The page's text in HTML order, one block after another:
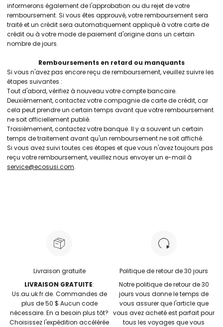
informerons également de l'approbation ou du rejet de votre
remboursement. Si vous êtes approuvé, votre remboursement sera
traité et un crédit sera automatiquement appliqué à votre carte de
crédit ou à votre mode de paiement d'origine dans un certain
nombre de jours.
Remboursements en retard ou manquants
Si vous n'avez pas encore reçu de remboursement, veuillez suivre les
étapes suivantes :
Tout d'abord, vérifiez à nouveau votre compte bancaire.
Deuxièmement, contactez votre compagnie de carte de crédit, car
cela peut prendre un certain temps avant que votre remboursement
ne soit officiellement publié.
Troisièmement, contactez votre banque. Il y a souvent un certain
temps de traitement avant qu'un remboursement ne soit affiché.
Si vous avez suivi toutes ces étapes et que vous n'avez toujours pas
reçu votre remboursement, veuillez nous envoyer un e-mail à
service@ecosusi.com.
Livraison gratuite
LIVRAISON GRATUITE:
Us.au.uk.fr.de. Commandes de
plus de 50 $ Aucun code
nécessaire. En a besoin plus tôt?
Choisissez l'expédition accélérée
Politique de retour de 30 jours
Notre politique de retour de 30
jours vous donne le temps de
vous assurer que l'article que
vous avez acheté est parfait pour
tous les voyages que vous